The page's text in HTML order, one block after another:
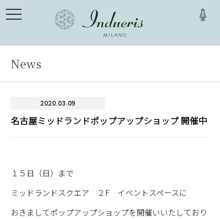
toggle
News
2020.03.09
名古屋ミッドランドポップアップショップ 開催中
１５日（日）まで
ミッドランドスクエア ２F イベントスペースに
おきましてポップアップショップを開催いいたしており